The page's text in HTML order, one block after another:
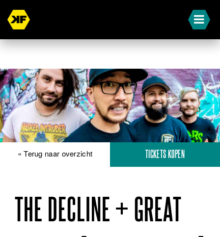
« Terug naar overzicht TICKETS KOPEN
THE DECLINE + GREAT